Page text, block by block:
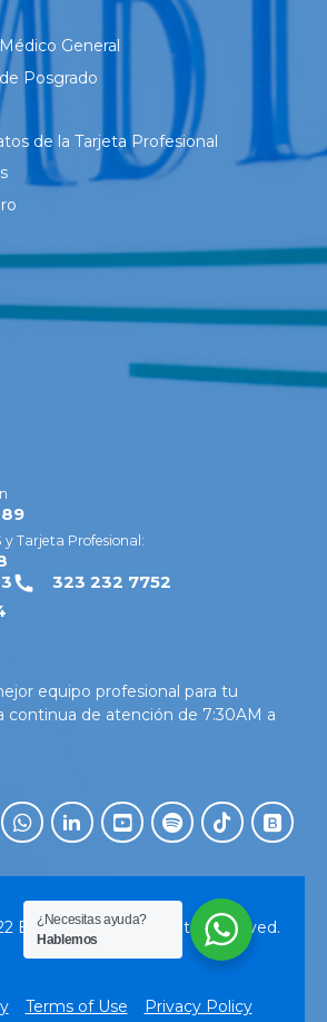
General
Posgrado
de la Tarjeta Profesional
y Tarjeta Profesional:
323 232 7752
equipo profesional para tu
continua de atención de 7:30AM a
BoldThemes. All Rights Reserved.
Terms of Use Privacy Policy
¿Necesitas ayuda?
Hablemos